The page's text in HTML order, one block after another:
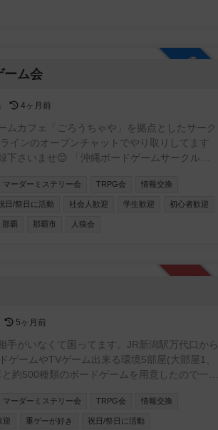
ーム会
4ヶ月前
ムカフェ「ごろうちゃや」を拠点としたサーク
沖縄ボードゲームサークル
ゲーが大好きな方 ・大人数で遊べる環境では
なゲームを遊びたい方 ・平日夜に時間をとれ
マーダーミステリー会 TRPG会 情報交換
日/祭日に活動 社会人歓迎 学生歓迎 初心者歓迎
那覇 那覇市 人狼会
5ヶ月前
手がいなくて困ってます。JR新潟駅万代口から
ゲームやTVゲーム出来る環境5部屋(大部屋1、
約500種類のボードゲームを用意したので一緒
です。 ②ゴミはお持ち帰りください。 ③借り
マーダーミステリー会 TRPG会 情報交換
迎 重ゲーが好き 祝日/祭日に活動